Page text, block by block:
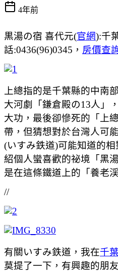
4年前
黒湯の宿 喜代元(官網):千
話:0436(96)0345， 房價查
上總指的是千葉縣的中南
大河劇「鎌倉殿の13人」
大功，最後卻慘死的「上
帶，但猜想對於台灣人可
(いすみ鉄道)可能知道的
紹個人蠻喜歡的祕境「黑
是在這條鐵道上的「養老
//
有關いすみ鉄道，我在千
莫提了一下，有興趣的朋